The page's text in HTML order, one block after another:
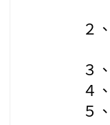
２、
３、
４、
５、